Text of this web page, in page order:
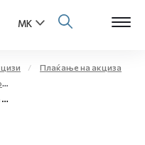
Плаќање на акциза